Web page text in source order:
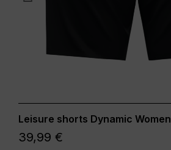
Leisure shorts Dynamic Women
39,99 €